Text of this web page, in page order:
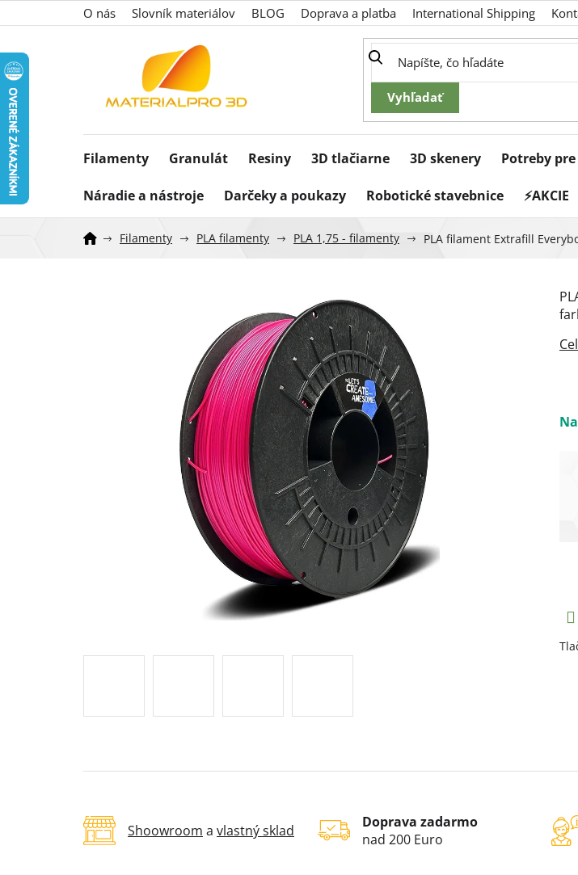
na
O nás Slovník materiálov BLOG Doprava a platba International Shipping
Filamenty Granulát Resiny 3D tlačiarne 3D skenery Potreby
Náradie a nástroje Darčeky a poukazy Robotické stavebnice ⚡AKCIE
Filamenty PLA filamenty PLA 1,75 - filamenty PLA filament Extrafill
Shoowroom a vlastný sklad
Doprava zadarmo
nad 200 Euro